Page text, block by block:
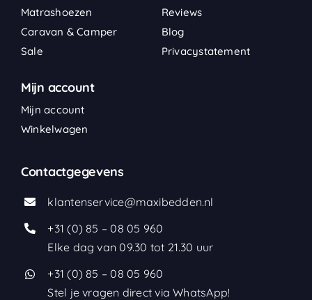
Matrashoezen
Caravan & Camper
Sale
Reviews
Blog
Privacystatement
Mijn account
Mijn account
Winkelwagen
Contactgegevens
klantenservice@maxibedden.nl
+31 (0) 85 – 08 05 960
Elke dag van 09.30 tot 21.30 uur
+31 (0) 85 – 08 05 960
Stel je vragen direct via WhatsApp!